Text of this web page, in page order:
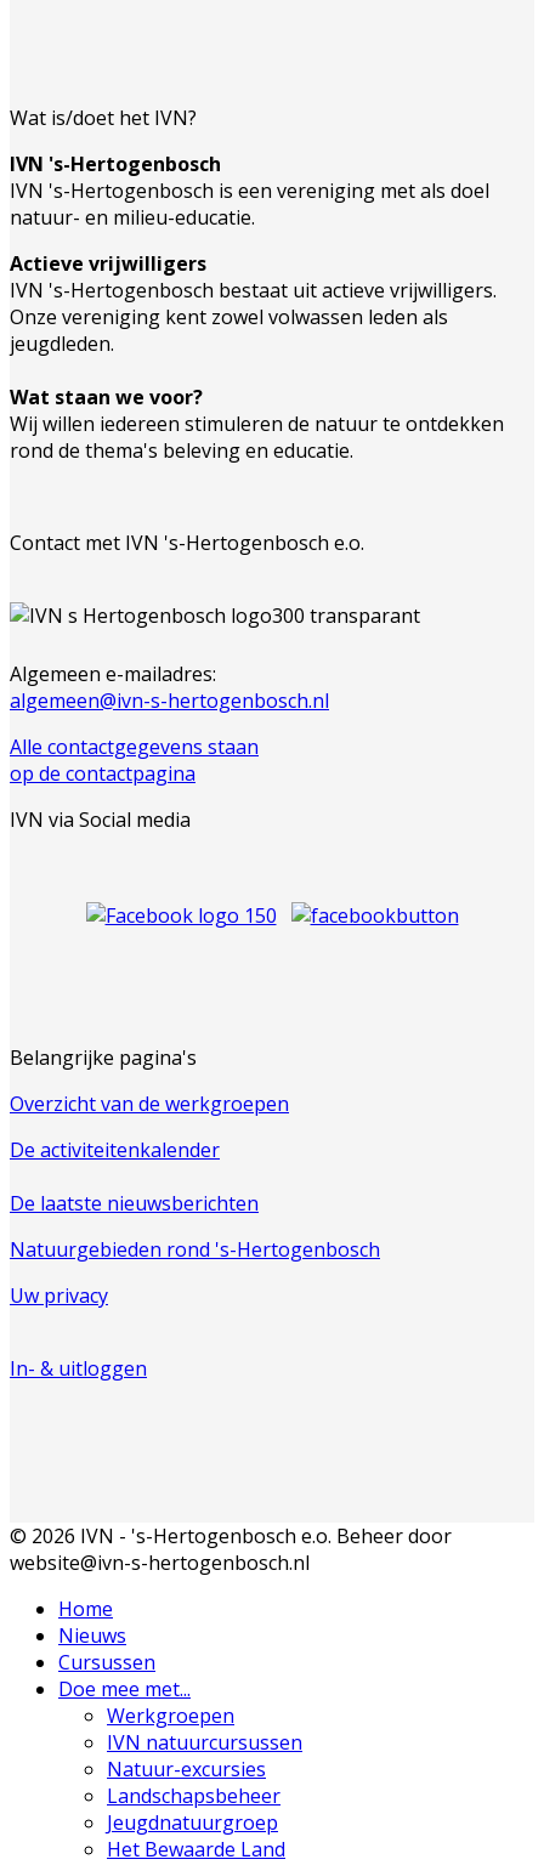
Wat is/doet het IVN?
IVN 's-Hertogenbosch
IVN 's-Hertogenbosch is een vereniging met als doel
natuur- en milieu-educatie.
Actieve vrijwilligers
IVN 's-Hertogenbosch bestaat uit actieve vrijwilligers.
Onze vereniging kent zowel volwassen leden als
jeugdleden.
Wat staan we voor?
Wij willen iedereen stimuleren de natuur te ontdekken
rond de thema's beleving en educatie.
Contact met IVN 's-Hertogenbosch e.o.
Algemeen e-mailadres:
algemeen@ivn-s-hertogenbosch.nl
Alle contactgegevens staan
op de contactpagina
IVN via Social media
Belangrijke pagina's
Overzicht van de werkgroepen
De activiteitenkalender
De laatste nieuwsberichten
Natuurgebieden rond 's-Hertogenbosch
Uw privacy
In- & uitloggen
© 2026 IVN - 's-Hertogenbosch e.o. Beheer door
website@ivn-s-hertogenbosch.nl
Home
Nieuws
Cursussen
Doe mee met...
Werkgroepen
IVN natuurcursussen
Natuur-excursies
Landschapsbeheer
Jeugdnatuurgroep
Het Bewaarde Land